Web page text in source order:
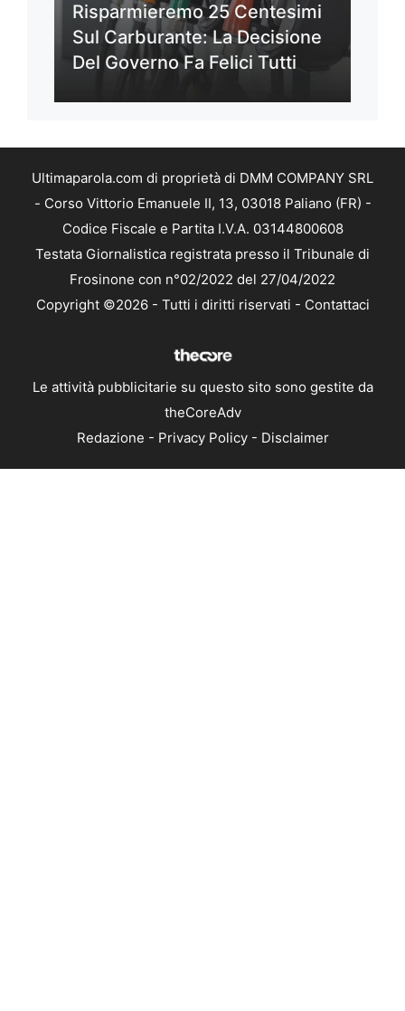
Risparmieremo 25 Centesimi
Sul Carburante: La Decisione
Del Governo Fa Felici Tutti
Ultimaparola.com di proprietà di DMM COMPANY SRL
- Corso Vittorio Emanuele II, 13, 03018 Paliano (FR) -
Codice Fiscale e Partita I.V.A. 03144800608
Testata Giornalistica registrata presso il Tribunale di
Frosinone con n°02/2022 del 27/04/2022
Copyright ©2026 - Tutti i diritti riservati - Contattaci
Le attività pubblicitarie su questo sito sono gestite da
theCoreAdv
Redazione - Privacy Policy- Disclaimer